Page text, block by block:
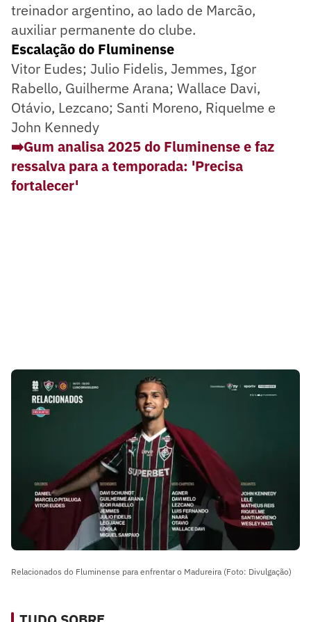
treinador argentino, ao lado de Marcão,
auxiliar permanente do clube.
Escalação do Fluminense
Vitor Eudes; Julio Fidelis, Jemmes, Igor
Rabello, Guilherme Arana; Wallace Davi,
Otávio, Lezcano; Santi Moreno, Riquelme e
John Kennedy
➡️Gum analisa 2025 do Fluminense e faz
ressalva para a temporada: 'Precisa
fortalecer'
Relacionados do Fluminense para enfrentar o Madureira (Foto: Divulgação)